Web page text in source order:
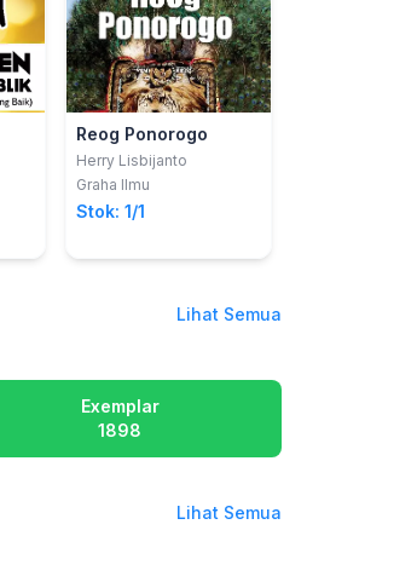
Reog Ponorogo
Herry Lisbijanto
Graha Ilmu
Stok: 1/1
Lihat Semua
Exemplar
1898
Lihat Semua